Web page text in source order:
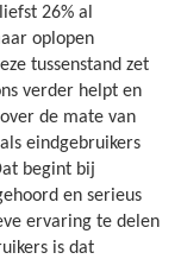
26% al
oplopen
tussenstand zet
verder helpt en
de mate van
eindgebruikers
begint bij
en serieus
ervaring te delen
is dat